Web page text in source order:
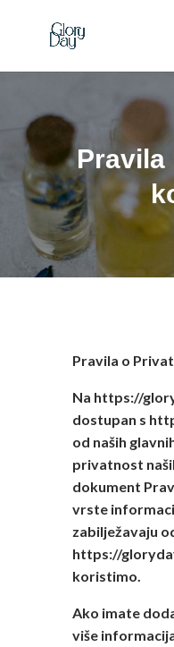
Pravila o
Na https://
dostupan s
od naših
privatnost
dokument
vrste
zabilježavaju
https://
koristimo.
Ako imate
više